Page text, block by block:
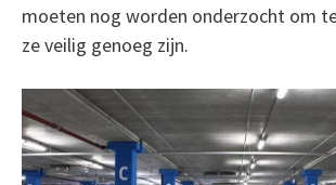
moeten nog worden onderzocht om
ze veilig genoeg zijn.